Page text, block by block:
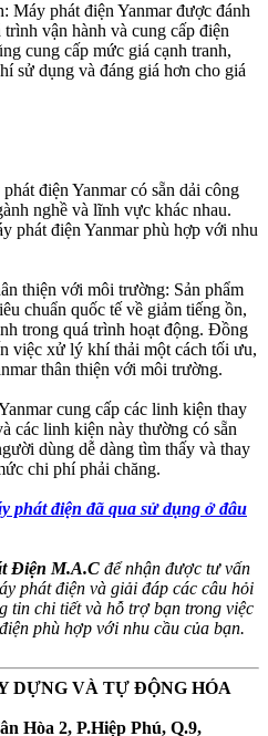
Máy phát điện Yanmar được đánh
vận hành và cung cấp điện
cung cấp mức giá cạnh tranh,
sử dụng và đáng giá hơn cho giá
điện Yanmar có sẵn dải công
nghề và lĩnh vực khác nhau.
phát điện Yanmar phù hợp với nhu
thiện với môi trường: Sản phẩm
chuẩn quốc tế về giảm tiếng ồn,
trong quá trình hoạt động. Đồng
việc xử lý khí thải một cách tối ưu,
thân thiện với môi trường.
cung cấp các linh kiện thay
các linh kiện này thường có sẵn
dùng dễ dàng tìm thấy và thay
chi phí phải chăng.
phát điện đã qua sử dụng ở đâu
Điện M.A.C để nhận được tư vấn
phát điện và giải đáp các câu hỏi
tin chi tiết và hỗ trợ bạn trong việc
phù hợp với nhu cầu của bạn.
DỰNG VÀ TỰ ĐỘNG HÓA
Hòa 2, P.Hiệp Phú, Q.9,